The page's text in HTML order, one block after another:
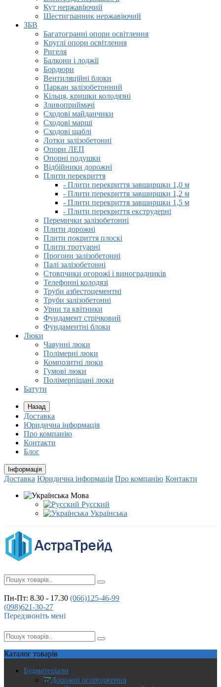
Кут нержавіючий
Шестигранник нержавіючий
ЗБВ
Багатогранні опори освітлення
Круглі опори освітлення
Ригеля
Балкони і лоджії
Бордюри
Вентиляційні блоки
Паркан залізобетонний
Кільця, кришки колодязні
Зливоприймачі
Сходові майданчики
Сходові марші
Сходові щаблі
Лотки залізобетонні
Опори ЛЕП
Опорні подушки
Відбійники дорожні
Плити перекриття
- Плити перекриття завширшки 1,0 м
- Плити перекриття завширшки 1,2 м
- Плити перекриття завширшки 1,5 м
- Плити перекриття екструдерні
Перемички залізобетонні
Плити дорожні
Плити покриття плоскі
Плити тротуарні
Прогони залізобетонні
Палі залізобетонні
Стовпчики огорожі і виноградників
Телефонні колодязі
Труби азбестоцементні
Труби залізобетонні
Урни та квітники
Фундамент стрічковий
Фундаментні блоки
Люки
Чавунні люки
Полімерні люки
Композитні люки
Гумові люки
Полімерпіщані люки
Батути
Назад
Доставка
Юридична інформація
Про компанію
Контакти
Блог
Інформація
Доставка Юридична інформація Про компанію Контакти
Мова
Русский
Українська
Пн-Пт: 8.30 - 17.30 (066)125-46-99
(098)621-30-27
Передзвоніть мені
Каталог товарів
Будматеріали
Дорожні огородження